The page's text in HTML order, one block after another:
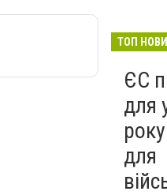
ТОП
ЄС
для
для